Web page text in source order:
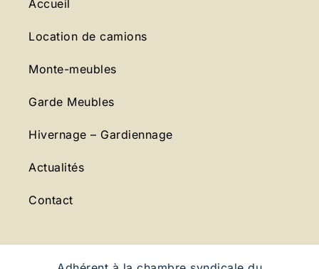
Accueil
Location de camions
Monte-meubles
Garde Meubles
Hivernage – Gardiennage
Actualités
Contact